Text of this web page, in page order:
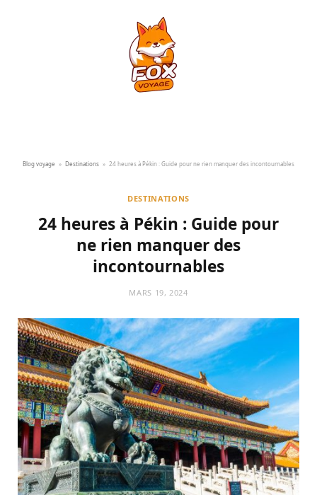
Blog voyage » Destinations » 24 heures à Pékin : Guide pour ne rien manquer des incontournables
DESTINATIONS
24 heures à Pékin : Guide pour
ne rien manquer des
incontournables
MARS 19, 2024